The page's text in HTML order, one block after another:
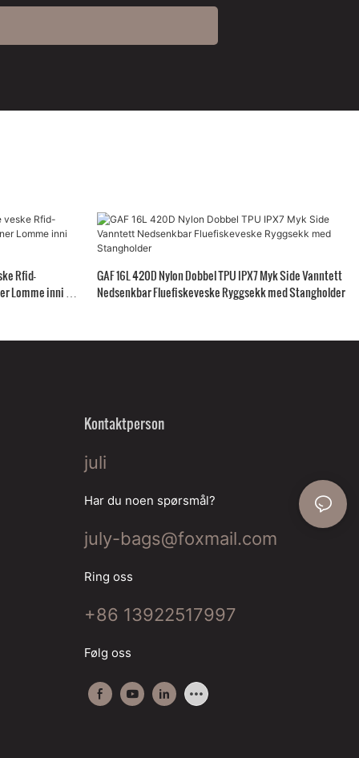
Rfid-
Lomme inni og
GAF 16L 420D Nylon Dobbel TPU IPX7 Myk Side Vanntett
Nedsenkbar Fluefiskeveske Ryggsekk med Stangholder
Kontaktperson
juli
Har du noen spørsmål?
july-bags@foxmail.com
Ring oss
+86 13922517997
Følg oss